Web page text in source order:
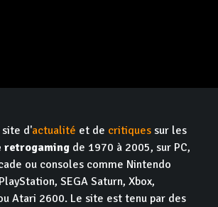
site d'actualité et de critiques sur les
retrogaming de 1970 à 2005, sur PC,
ou consoles comme Nintendo
SEGA Saturn, Xbox,
Atari 2600. Le site est tenu par des